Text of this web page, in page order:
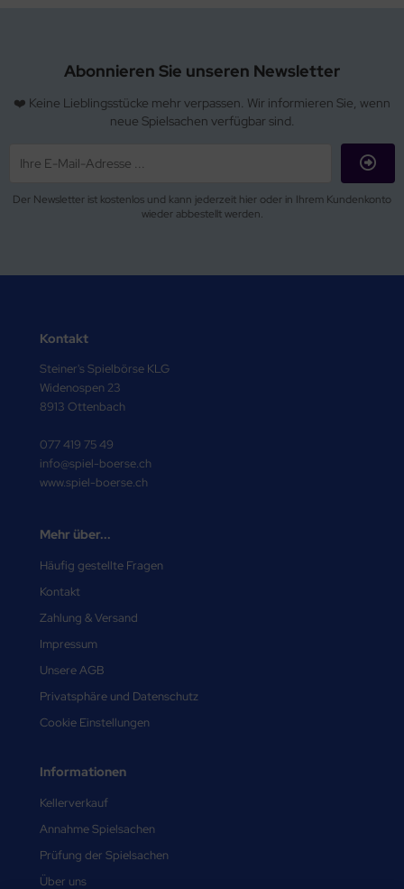
Abonnieren Sie unseren Newsletter
❤️ Keine Lieblingsstücke mehr verpassen. Wir informieren Sie, wenn
neue Spielsachen verfügbar sind.
Der Newsletter ist kostenlos und kann jederzeit hier oder in Ihrem Kundenkonto
wieder abbestellt werden.
Kontakt
Steiner's Spielbörse KLG
Widenospen 23
8913 Ottenbach
077 419 75 49
info@spiel-boerse.ch
www.spiel-boerse.ch
Mehr über...
Häufig gestellte Fragen
Kontakt
Zahlung & Versand
Impressum
Unsere AGB
Privatsphäre und Datenschutz
Cookie Einstellungen
Informationen
Kellerverkauf
Annahme Spielsachen
Prüfung der Spielsachen
Über uns